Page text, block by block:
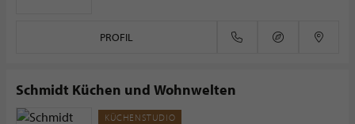
PROFIL
Schmidt Küchen und Wohnwelten
KÜCHENSTUDIO